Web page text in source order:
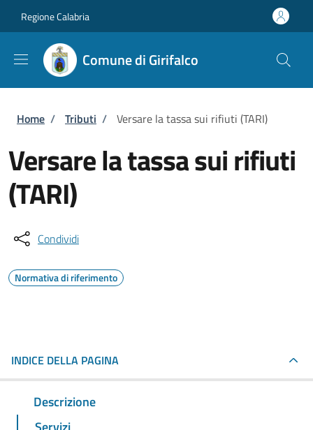
Regione Calabria
Comune di Girifalco
Briciole di pane
Home / Tributi / Versare la tassa sui rifiuti (TARI)
Versare la tassa sui rifiuti
(TARI)
Condividi
Normativa di riferimento
INDICE DELLA PAGINA
Descrizione